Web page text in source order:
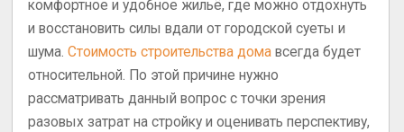
комфортное и удобное жильё, где можно отдохнуть
и восстановить силы вдали от городской суеты и
шума.Стоимость строительства домавсегда будет
относительной. По этой причине нужно
рассматривать данный вопрос с точки зрения
разовых затрат на стройку и оценивать перспективу,